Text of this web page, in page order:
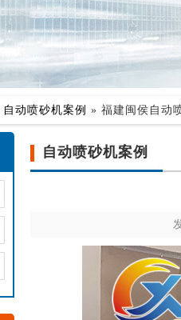
自动喷砂机案例 » 福建闽侯自动
自动喷砂机案例